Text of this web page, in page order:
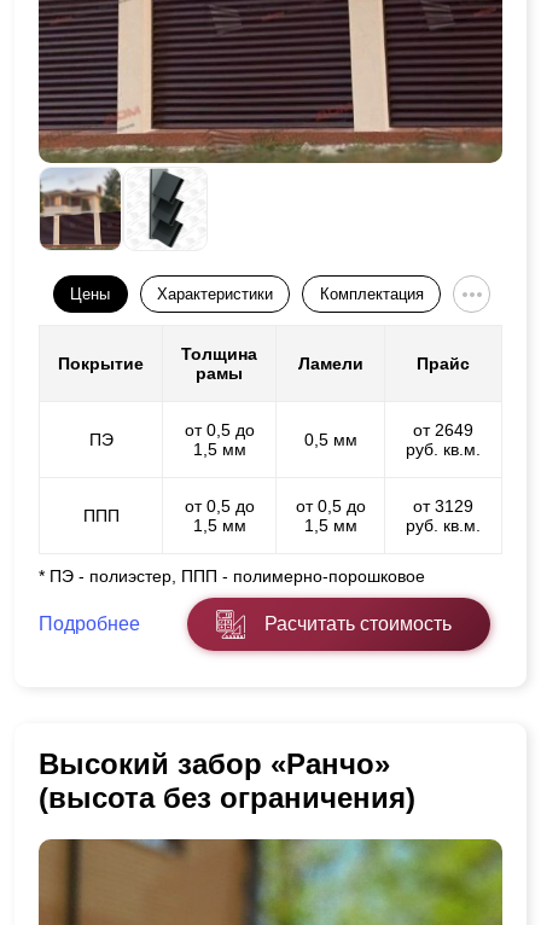
Цены Характеристики Комплектация
Покрытие
Толщина
рамы
Ламели Прайс
ПЭ
от 0,5 до
1,5 мм
0,5 мм
от 2649
руб. кв.м.
ППП
от 0,5 до
1,5 мм
от 0,5 до
1,5 мм
от 3129
руб. кв.м.
* ПЭ - полиэстер, ППП - полимерно-порошковое
Подробнее Расчитать стоимость
Высокий забор «Ранчо»
(высота без ограничения)